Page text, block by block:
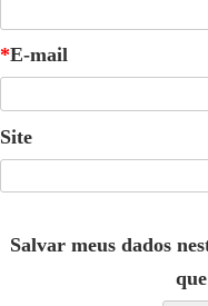
E-mail
*
Site
Salvar meus dados